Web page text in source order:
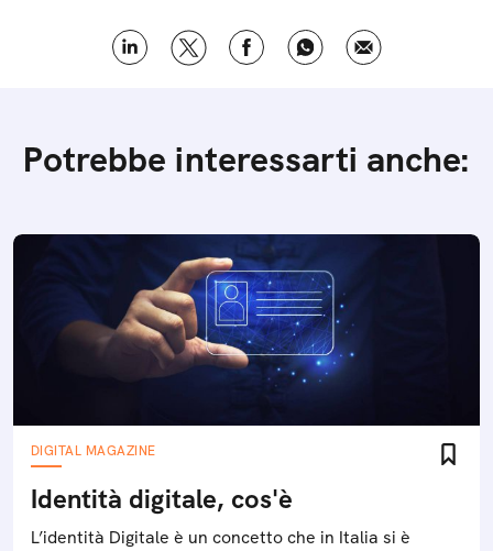
Potrebbe interessarti anche:
DIGITAL MAGAZINE
Identità digitale, cos'è
L’identità Digitale è un concetto che in Italia si è